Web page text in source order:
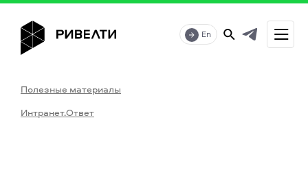
En
Полезные материалы
Интранет.Ответ